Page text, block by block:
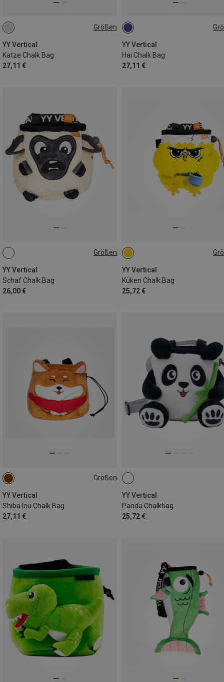
Größen
YY Vertical
Katze Chalk Bag
27,11 €
ONE SIZE
YY Vertical
Hai Chalk Bag
27,11 €
ONE SIZE
Größen
YY Vertical
Schaf Chalk Bag
26,00 €
ONE SIZE
YY Vertical
Küken Chalk Bag
25,72 €
ONE SIZE
Größen
YY Vertical
Shiba Inu Chalk Bag
27,11 €
ONE SIZE
YY Vertical
Panda Chalkbag
25,72 €